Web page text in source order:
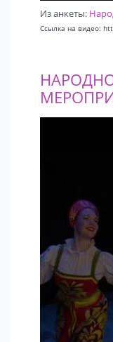
Из анкеты:
Ссылка на видео: